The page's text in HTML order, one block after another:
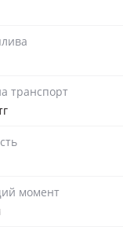
транспорт
момент